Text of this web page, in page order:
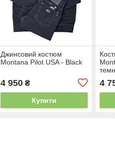
Джинсовий костюм
Montana Pilot USA - Black
4 950₴
Купити
4